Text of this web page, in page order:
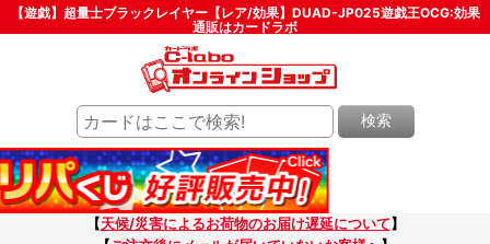
【遊戯】超量士ブラックレイヤー【レア/効果】DUAD-JP025遊戯王OCG:効果
通販はカードラボ
検索
【天候/災害によるお荷物のお届け遅延について 】